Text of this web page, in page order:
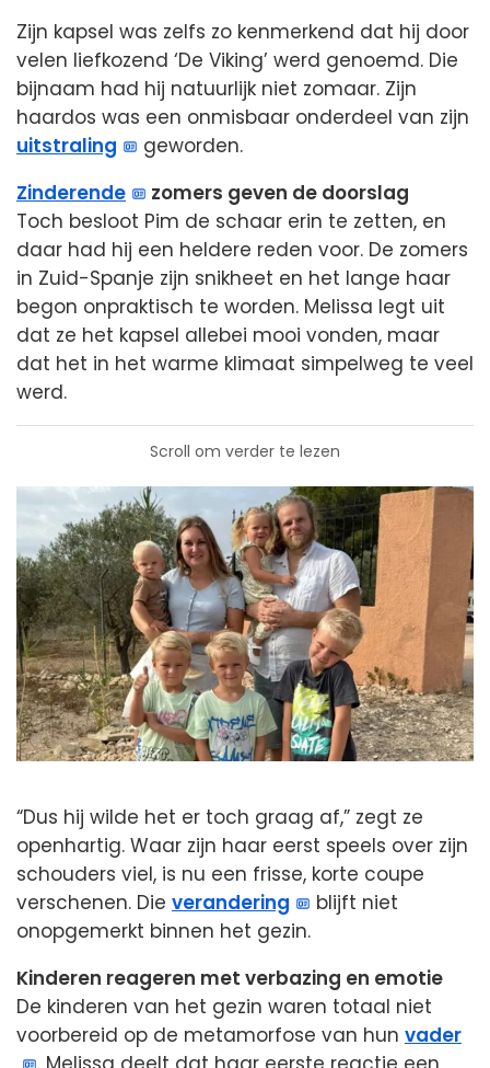
Zijn kapsel was zelfs zo kenmerkend dat hij door
velen liefkozend ‘De Viking’ werd genoemd. Die
bijnaam had hij natuurlijk niet zomaar. Zijn
haardos was een onmisbaar onderdeel van zijn
uitstraling
geworden.
Zinderende
zomers geven de doorslag
Toch besloot Pim de schaar erin te zetten, en
daar had hij een heldere reden voor. De zomers
in Zuid-Spanje zijn snikheet en het lange haar
begon onpraktisch te worden. Melissa legt uit
dat ze het kapsel allebei mooi vonden, maar
dat het in het warme klimaat simpelweg te veel
werd.
Scroll om verder te lezen
“Dus hij wilde het er toch graag af,” zegt ze
openhartig. Waar zijn haar eerst speels over zijn
schouders viel, is nu een frisse, korte coupe
verschenen. Die verandering
blijft niet
onopgemerkt binnen het gezin.
Kinderen reageren met verbazing en emotie
De kinderen van het gezin waren totaal niet
voorbereid op de metamorfose van hun vader